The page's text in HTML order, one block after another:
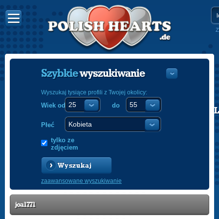
POLISH
Szybkiewyszukiwanie
Wyszukaj tysiące profili z Twojej okolicy:
Wiek od do
Płeć
tylko ze
zdjęciem
Wyszukaj
zaawansowane wyszukiwanie
joa1771